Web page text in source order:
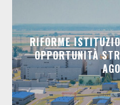
RIFORME
OPPORTUNITÀ